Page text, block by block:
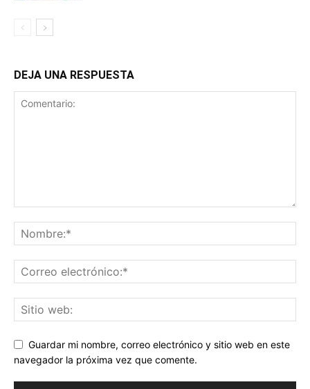
DEJA UNA RESPUESTA
Guardar mi nombre, correo electrónico y sitio web en este
navegador la próxima vez que comente.